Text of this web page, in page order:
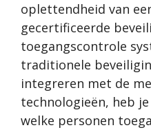
oplettendheid van
gecertificeerde
toegangscontrole
traditionele
integreren met de
technologieën, heb
welke personen